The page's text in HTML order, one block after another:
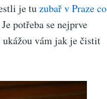
je tuzubař v Praze co
potřeba se nejprve
ukážou vám jak je čistit